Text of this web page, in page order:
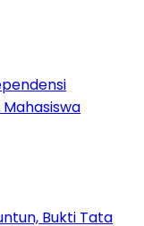
Bukti Tata